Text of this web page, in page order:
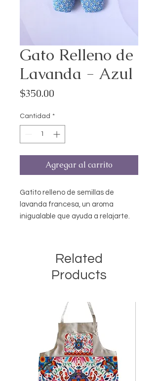
Gato Relleno de
Lavanda - Azul
$350.00
Cantidad *
Agregar al carrito
Gatito relleno de semillas de
lavanda francesa, un aroma
inigualable que ayuda a relajarte.
el microondas dentro de una bolsa
de plastico, para aromatizar
lugares pequeños como cajones de
natural duerme junto de el. *Frotalo
tantas veces quieras para
intesificar el aroma. *El color de las
telas pueden variar
Related
Products